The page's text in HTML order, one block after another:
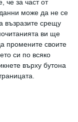
че за част от
може да не се
възразите срещу
ви ще
промените своите
си по всяко
върху бутона
развитие в
в
в